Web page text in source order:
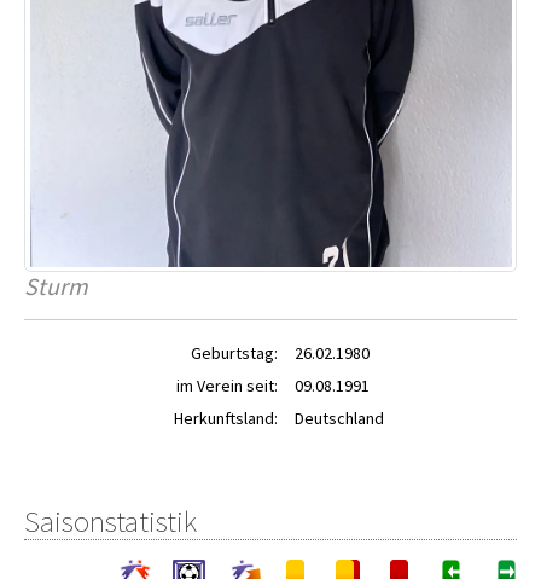
Sturm
Geburtstag:
26.02.1980
im Verein seit:
09.08.1991
Herkunftsland:
Deutschland
Saisonstatistik